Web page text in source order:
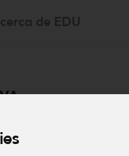
de EDU
con